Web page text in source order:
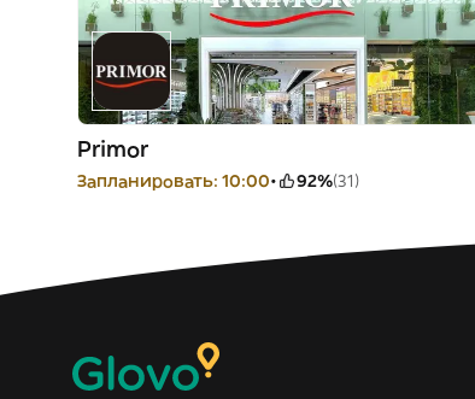
Primor
Запланировать: 10:00 92%(31)